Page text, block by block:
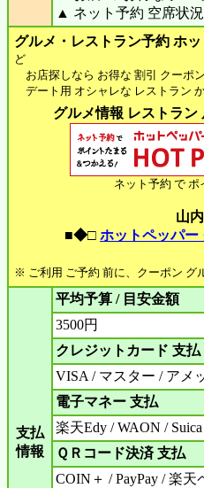
▲ ネット予約 空席状
グルメ・レストラン予約 ホ
ど
お店探しなら お得な 割引 クーポ
デート用 オシャレな レストラン
グルメ情報 レストラン
ネット予約 で
山
■◆□ ホットペッパー
※ ご利用 ご予約 前に、クーポン グ
支払
情報
平均予算 / 目安金額
3500円
クレジットカード 支払
VISA / マスター / アメ
電子マネー 支払
楽天Edy / WAON /
ＱＲコード決済 支払
COIN＋ / PayPay / 楽天